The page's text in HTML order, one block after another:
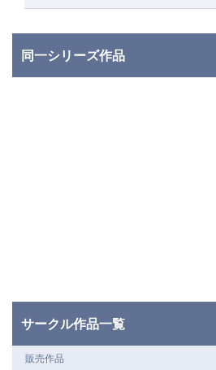
同一シリーズ作品
サークル作品一覧
販売作品